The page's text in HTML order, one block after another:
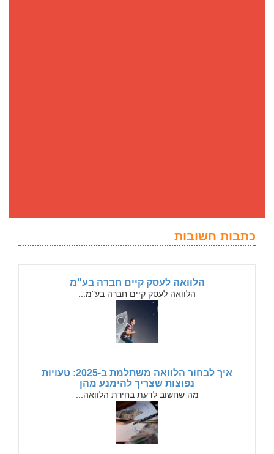
כתבות חשובות
הלוואה לעסק קיים חברה בע"מ
הלוואה לעסק קיים חברה בע"מ...
איך לבחור הלוואה משתלמת ב-2025: טעויות
נפוצות שצריך להימנע מהן
מה שחשוב לדעת בחירת הלוואה...